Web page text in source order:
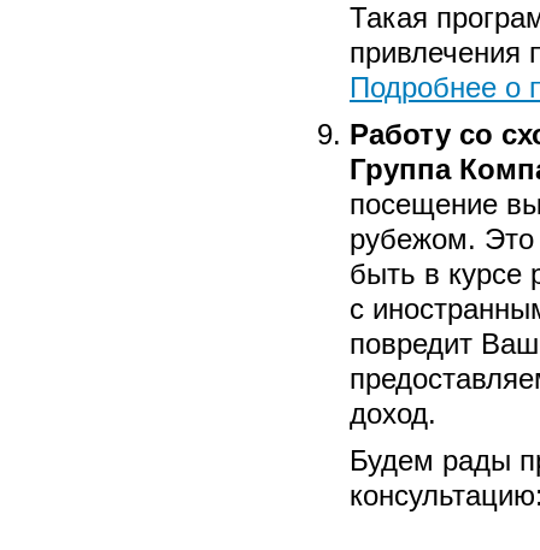
Такая
привлечения
Подробнее о
Работу со
Группа
посещение
рубежом. Это
быть в курсе
с
повредит
доход.
Будем рады